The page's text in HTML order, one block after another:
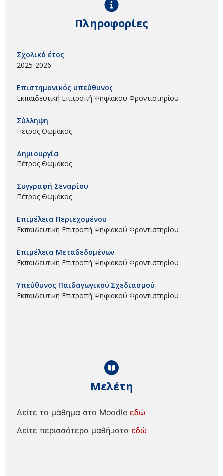
Μελέτη
Δείτε το μάθημα στο Moodle εδώ
Δείτε περισσότερα μαθήματα εδώ
Πληροφορίες
Σχολικό έτος
2025-2026
Επιστημονικός υπεύθυνος
Εκπαιδευτική Επιτροπή Ψηφιακού Φροντιστηρίου
Σύλληψη
Πέτρος Θωμάκος
Δημιουργία
Πέτρος Θωμάκος
Συγγραφή Σεναρίου
Πέτρος Θωμάκος
Επιμέλεια Περιεχομένου
Εκπαιδευτική Επιτροπή Ψηφιακού Φροντιστηρίου
Επιμέλεια Μεταδεδομένων
Εκπαιδευτική Επιτροπή Ψηφιακού Φροντιστηρίου
Υπεύθυνος Παιδαγωγικού Σχεδιασμού
Εκπαιδευτική Επιτροπή Ψηφιακού Φροντιστηρίου